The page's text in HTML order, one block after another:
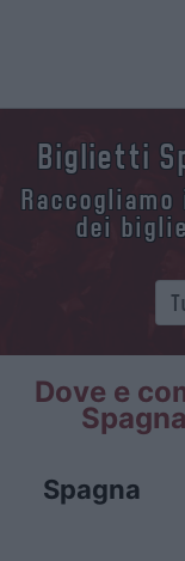
Biglietti
dei
Dove e
Spagna